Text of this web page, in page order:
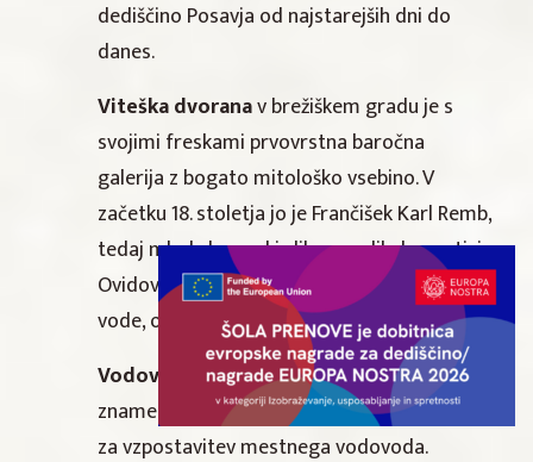
dediščino Posavja od najstarejših dni do
danes.
Viteška dvoranav brežiškem gradu je s
svojimi freskami prvovrstna baročna
galerija z bogato mitološko vsebino. V
začetku 18. stoletja jo je Frančišek Karl Remb,
tedaj mlad slovenski slikar, poslikal z motivi
Ovidovih Metamorfoz in z elementi zraka,
vode, ognja in zemlje.
Vodovodni stolp– ena najvidnejših
znamenitosti Brežic. Zgrajen je bil leta 1914
za vzpostavitev mestnega vodovoda.